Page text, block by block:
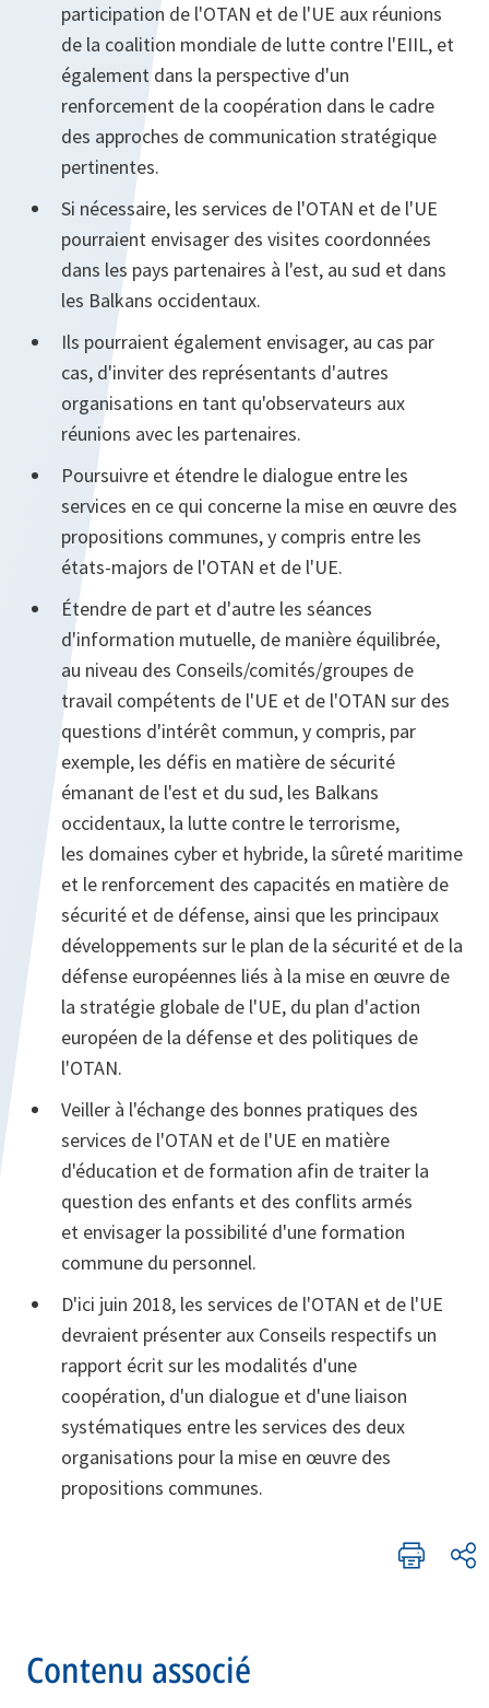
participation de l'OTAN et de l'UE aux réunions
de la coalition mondiale de lutte contre l'EIIL, et
également dans la perspective d'un
renforcement de la coopération dans le cadre
des approches de communication stratégique
pertinentes.
Si nécessaire, les services de l'OTAN et de l'UE
pourraient envisager des visites coordonnées
dans les pays partenaires à l'est, au sud et dans
les Balkans occidentaux.
Ils pourraient également envisager, au cas par
cas, d'inviter des représentants d'autres
organisations en tant qu'observateurs aux
réunions avec les partenaires.
Poursuivre et étendre le dialogue entre les
services en ce qui concerne la mise en œuvre des
propositions communes, y compris entre les
états-majors de l'OTAN et de l'UE.
Étendre de part et d'autre les séances
d'information mutuelle, de manière équilibrée,
au niveau des Conseils/comités/groupes de
travail compétents de l'UE et de l'OTAN sur des
questions d'intérêt commun, y compris, par
exemple, les défis en matière de sécurité
émanant de l'est et du sud, les Balkans
occidentaux, la lutte contre le terrorisme,
les domaines cyber et hybride, la sûreté maritime
et le renforcement des capacités en matière de
sécurité et de défense, ainsi que les principaux
développements sur le plan de la sécurité et de la
défense européennes liés à la mise en œuvre de
la stratégie globale de l'UE, du plan d'action
européen de la défense et des politiques de
l'OTAN.
Veiller à l'échange des bonnes pratiques des
services de l'OTAN et de l'UE en matière
d'éducation et de formation afin de traiter la
question des enfants et des conflits armés
et envisager la possibilité d'une formation
commune du personnel.
D'ici juin 2018, les services de l'OTAN et de l'UE
devraient présenter aux Conseils respectifs un
rapport écrit sur les modalités d'une
coopération, d'un dialogue et d'une liaison
systématiques entre les services des deux
organisations pour la mise en œuvre des
propositions communes.
Contenu associé